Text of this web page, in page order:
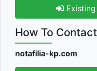
Existing
How To
notafilia-kp.com